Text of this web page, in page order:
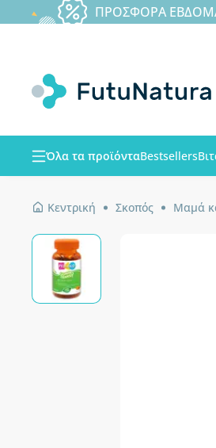
ΠΡΟΣΦΟΡΑ
Όλα τα προϊόνταBestsellers
Κεντρική Σκοπός Μαμά